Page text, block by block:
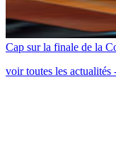
Cap sur la finale de la
voir toutes les actualités